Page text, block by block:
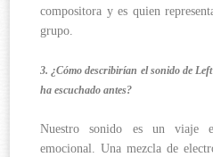
compositora y es quien
grupo.
3. ¿Cómo describirían el sonido de
ha escuchado antes?
Nuestro sonido es un viaje
emocional. Una mezcla de